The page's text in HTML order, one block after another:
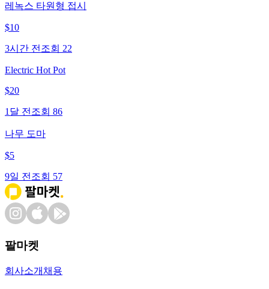
레녹스 타원형 접시
$10
3시간 전 조회 22
Electric Hot Pot
$20
1달 전 조회 86
나무 도마
$5
9일 전 조회 57
팔마켓
회사소개 채용